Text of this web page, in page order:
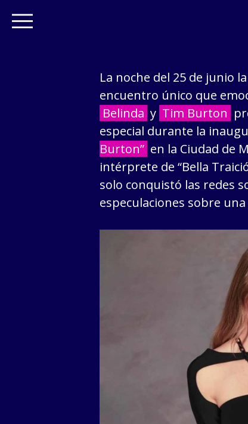
La noche del 25 de junio
encuentro único que
Belinda y Tim Burton
especial durante la
Burton” en la Ciudad de
intérprete de “Bella
solo conquistó las redes
especulaciones sobre